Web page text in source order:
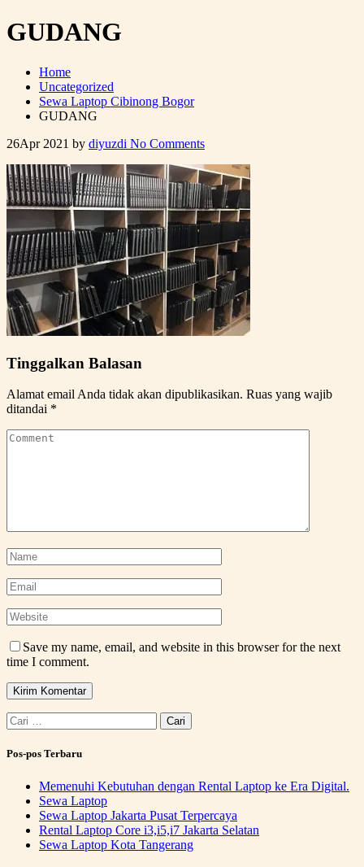
GUDANG
Home
Uncategorized
Sewa Laptop Cibinong Bogor
GUDANG
26Apr 2021 by diyuzdi No Comments
Tinggalkan Balasan
Alamat email Anda tidak akan dipublikasikan. Ruas yang wajib
ditandai *
Save my name, email, and website in this browser for the next
time I comment.
Cari
untuk:
Pos-pos Terbaru
Memenuhi Kebutuhan dengan Rental Laptop ke Era Digital.
Sewa Laptop
Sewa Laptop Jakarta Pusat Terpercaya
Rental Laptop Core i3,i5,i7 Jakarta Selatan
Sewa Laptop Kota Tangerang